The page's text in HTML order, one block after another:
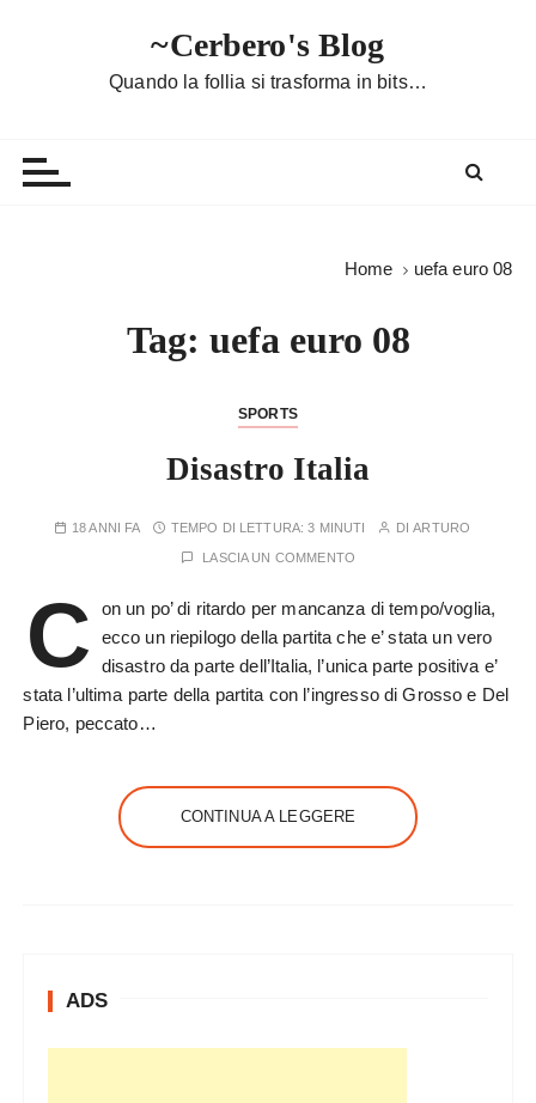
~Cerbero's Blog
Quando la follia si trasforma in bits…
Home uefa euro 08
Tag: uefa euro 08
SPORTS
Disastro Italia
18 ANNI FA TEMPO DI LETTURA:3 MINUTI DIARTURO
LASCIA UN COMMENTO
C
on un po’ di ritardo per mancanza di tempo/voglia,
ecco un riepilogo della partita che e’ stata un vero
disastro da parte dell’Italia, l’unica parte positiva e’
stata l’ultima parte della partita con l’ingresso di Grosso e Del
Piero, peccato…
CONTINUA A LEGGERE
ADS